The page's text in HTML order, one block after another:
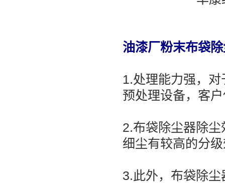
油漆厂粉末布袋
1.处理能力强，
预处理设备，客
2.布袋除尘器除
细尘有较高的分
3.此外，布袋除